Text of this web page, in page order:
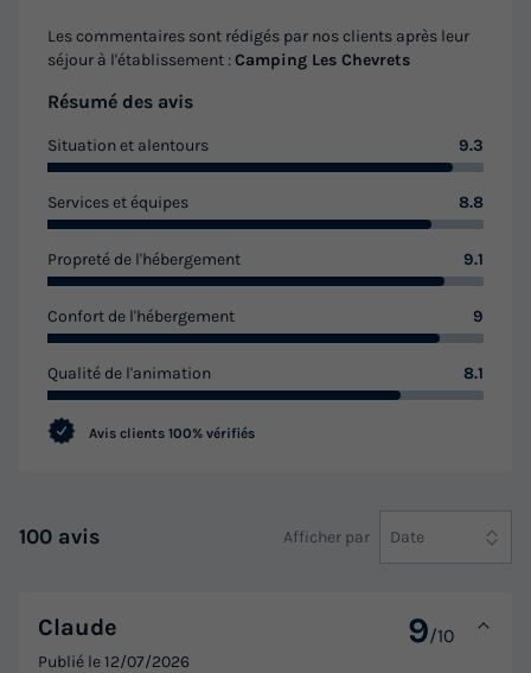
Les commentaires sont rédigés par nos clients après leur
séjour à l'établissement :Camping Les Chevrets
Résumé des avis
Situation et alentours 9.3
Services et équipes 8.8
Propreté de l'hébergement 9.1
Confort de l'hébergement 9
Qualité de l'animation 8.1
Avis clients 100% vérifiés
100 avis Afficher par Date
Claude 9/10
Publié le12/07/2026